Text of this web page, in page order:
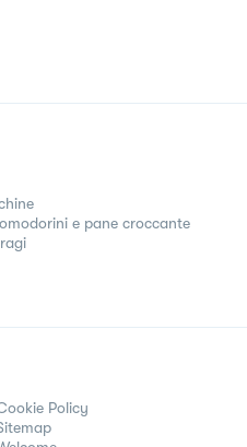
e pane croccante
Policy